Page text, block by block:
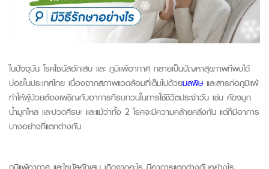
ในปัจจุบัน โรคไซนัสอักเสบ และ ภูมิแพ้อากาศ กลายเป็นปัญหาสุขภาพที่พบได้
บ่อยในประเทศไทย เนื่องจากสภาพแวดล้อมที่เต็มไปด้วยมลพิษและสารก่อภูมิแพ้
ทำให้ผู้ป่วยต้องเผชิญกับอาการที่รบกวนในการใช้ชีวิตประจำวัน เช่น คัดจมูก
น้ำมูกไหล และปวดศีรษะ และแม้ว่าทั้ง 2 โรคจะมีความคล้ายคลึงกัน แต่ก็มีอาการ
บางอย่างที่แตกต่างกัน